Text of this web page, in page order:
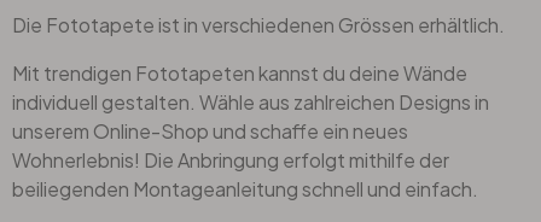
Die Fototapete ist in verschiedenen Grössen erhältlich.
Mit trendigen Fototapeten kannst du deine Wände
individuell gestalten. Wähle aus zahlreichen Designs in
unserem Online-Shop und schaffe ein neues
Wohnerlebnis! Die Anbringung erfolgt mithilfe der
beiliegenden Montageanleitung schnell und einfach.